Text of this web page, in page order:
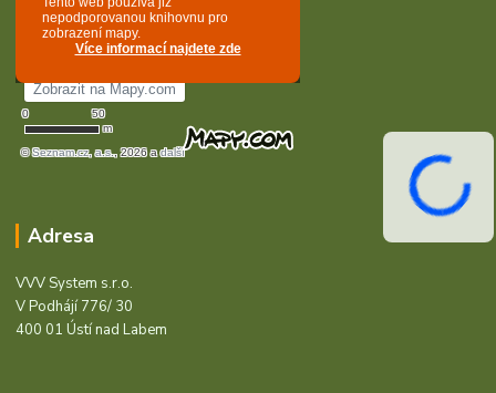
Adresa
VVV System s.r.o.
V Podhájí 776/ 30
400 01 Ústí nad Labem